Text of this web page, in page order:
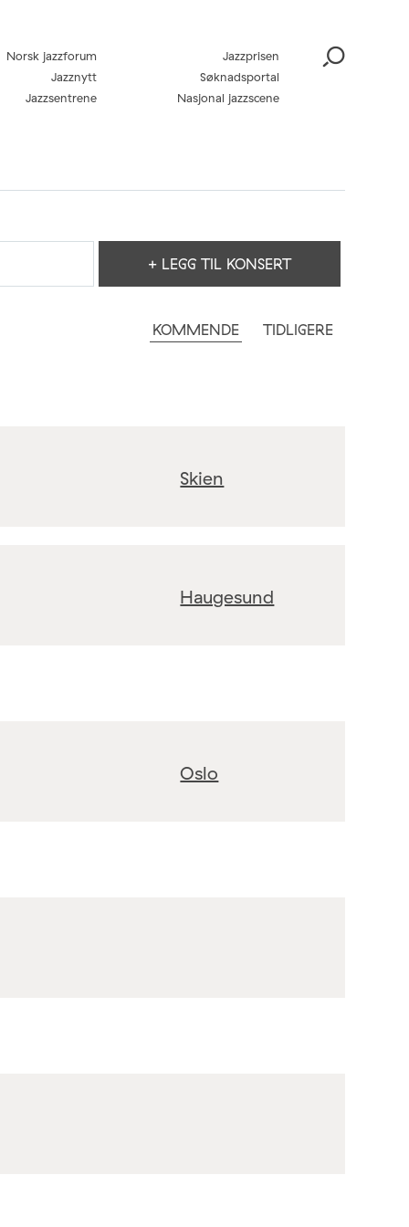
Norsk jazzforum
Jazzprisen
Jazznytt
Søknadsportal
Jazzsentrene
Nasjonal jazzscene
+ LEGG TIL KONSERT
KOMMENDE TIDLIGERE
Skien
Haugesund
Oslo